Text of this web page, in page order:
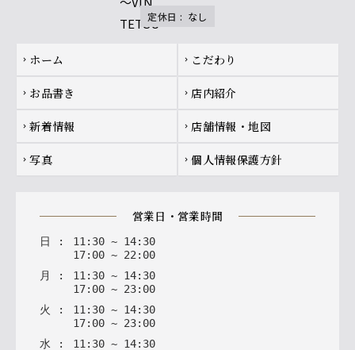
定休日 : なし
Footer navigation
chevron_right ホーム chevron_right こだわり
chevron_right お品書き chevron_right 店内紹介
chevron_right 新着情報 chevron_right 店舗情報・地図
chevron_right 写真 chevron_right 個人情報保護方針
営業日・営業時間
日 : 11 : 30 ~ 14: 30
17: 00 ~ 22 : 00
月
: 11 : 30 ~ 14: 30
17: 00 ~ 23: 00
火
: 11 : 30 ~ 14: 30
17: 00 ~ 23: 00
水 : 11: 30 ~ 14: 30